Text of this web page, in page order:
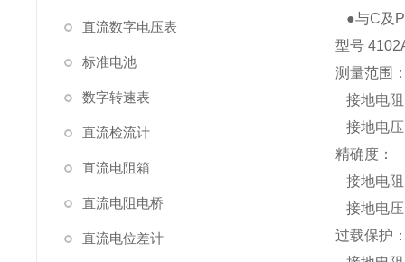
直流数字电压表
标准电池
数字转速表
直流检流计
直流电阻箱
直流电阻电桥
直流电位差计
●与C及P
型号
测量范围
接地电
接地电
精确度：
接地电
接地电
过载保护